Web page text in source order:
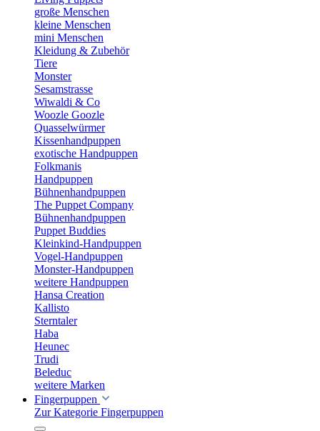
große Menschen
kleine Menschen
mini Menschen
Kleidung & Zubehör
Tiere
Monster
Sesamstrasse
Wiwaldi & Co
Woozle Goozle
Quasselwürmer
Kissenhandpuppen
exotische Handpuppen
Folkmanis
Handpuppen
Bühnenhandpuppen
The Puppet Company
Bühnenhandpuppen
Puppet Buddies
Kleinkind-Handpuppen
Vogel-Handpuppen
Monster-Handpuppen
weitere Handpuppen
Hansa Creation
Kallisto
Sterntaler
Haba
Heunec
Trudi
Beleduc
weitere Marken
Fingerpuppen
Zur Kategorie Fingerpuppen